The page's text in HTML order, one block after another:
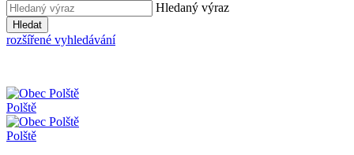
Hledaný výraz
Hledat
rozšířené vyhledávání
Polště
Polště